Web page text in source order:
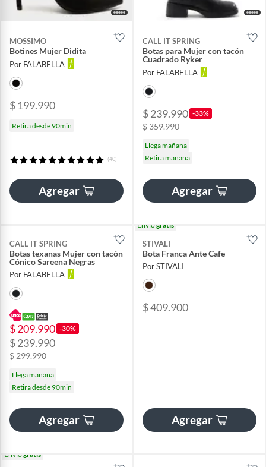
MOSSIMO
Botines Mujer Didita
Por FALABELLA
$ 199.990
Retira desde 90min
(40)
Agregar
CALL IT SPRING
Botas para Mujer con tacón
Cuadrado Ryker
Por FALABELLA
$ 239.990 -33%
$ 359.990
Llega mañana
Retira mañana
Agregar
CALL IT SPRING
Botas texanas Mujer con tacón
Cónico Sareena Negras
Por FALABELLA
$ 209.990 -30%
$ 239.990
$ 299.990
Llega mañana
Retira desde 90min
Agregar
Envíogratis
STIVALI
Bota Franca Ante Cafe
Por STIVALI
$ 409.900
Agregar
Envíogratis